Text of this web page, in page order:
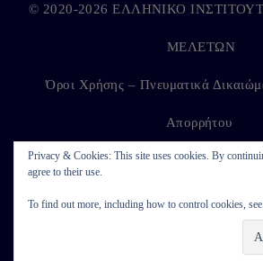
Privacy & Cookies: This site uses cookies. By
agree to their use.
To find out more, including how to control cookies, see
© 2020-2026 ΕΛΛΗΝΙΚΟ
ΜΕΛΕΤΩΝ
Όροι Χρήσης – Πνευματικά
Απορρήτου
Developed by